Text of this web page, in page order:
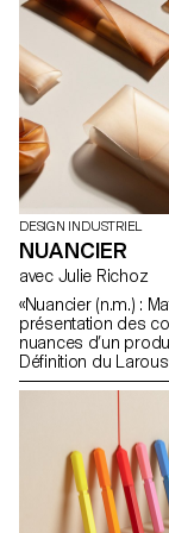
du matériau, tout
approche formelle
enfantine.
DESIGN INDUSTRIEL
NUANCIER
avec Julie Richoz
«Nuancier (n.m.) :
présentation des
nuances d’un
Définition du
projet, les
assemblages et
qu'ils ont nuancés
échantillons et
ensuite pour créer
nuancier.